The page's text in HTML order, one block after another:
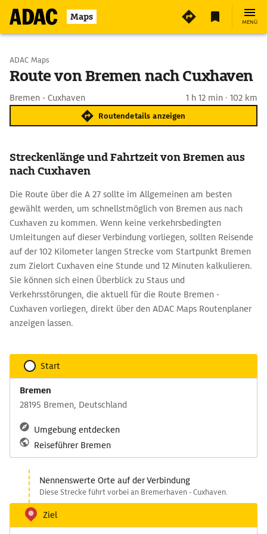
Maps MENÜ
Start wählen
ADAC Maps
Route von Bremen nach Cuxhaven
Bremen - Cuxhaven 1 h 12 min · 102 km
Routendetails anzeigen
Streckenlänge und Fahrtzeit von Bremen aus
nach Cuxhaven
Die Route über die A 27 sollte im Allgemeinen am besten
gewählt werden, um schnellstmöglich von Bremen aus nach
Cuxhaven zu kommen. Wenn keine verkehrsbedingten
Umleitungen auf dieser Verbindung vorliegen, sollten Reisende
auf der 102 Kilometer langen Strecke vom Startpunkt Bremen
zum Zielort Cuxhaven eine Stunde und 12 Minuten kalkulieren.
Sie können sich einen Überblick zu Staus und
Verkehrsstörungen, die aktuell für die Route Bremen -
Cuxhaven vorliegen, direkt über den ADAC Maps Routenplaner
anzeigen lassen.
Start
Bremen
28195 Bremen, Deutschland
Umgebung entdecken
Reiseführer Bremen
Nennenswerte Orte auf der Verbindung
Diese Strecke führt vorbei an Bremerhaven - Cuxhaven.
Ziel